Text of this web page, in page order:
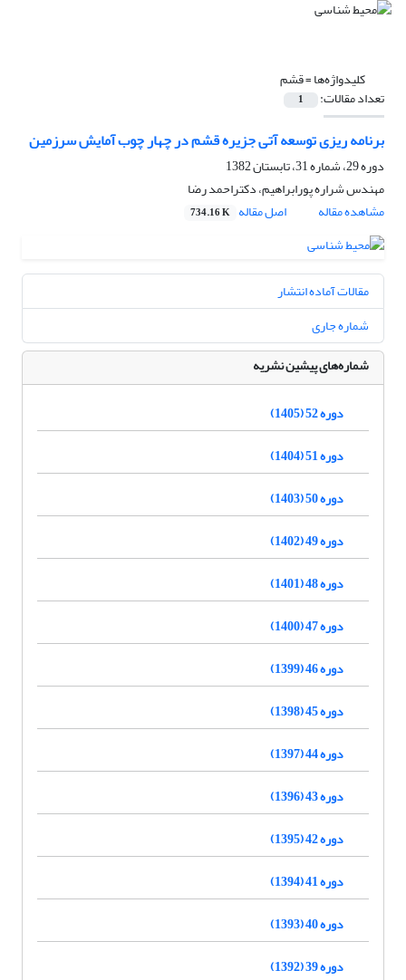
کلیدواژه‌ها =قشم
تعداد مقالات: 1
برنامه ریزی توسعه آتی جزیره قشم در چهار چوب آمایش سرزمین
دوره 29، شماره 31، تابستان 1382
مهندس شراره پورابراهیم، دکتراحمد رضا
مشاهده مقاله
اصل مقاله 734.16 K
مقالات آماده انتشار
شماره جاری
شماره‌های پیشین نشریه
دوره 52 (1405)
دوره 51 (1404)
دوره 50 (1403)
دوره 49 (1402)
دوره 48 (1401)
دوره 47 (1400)
دوره 46 (1399)
دوره 45 (1398)
دوره 44 (1397)
دوره 43 (1396)
دوره 42 (1395)
دوره 41 (1394)
دوره 40 (1393)
دوره 39 (1392)